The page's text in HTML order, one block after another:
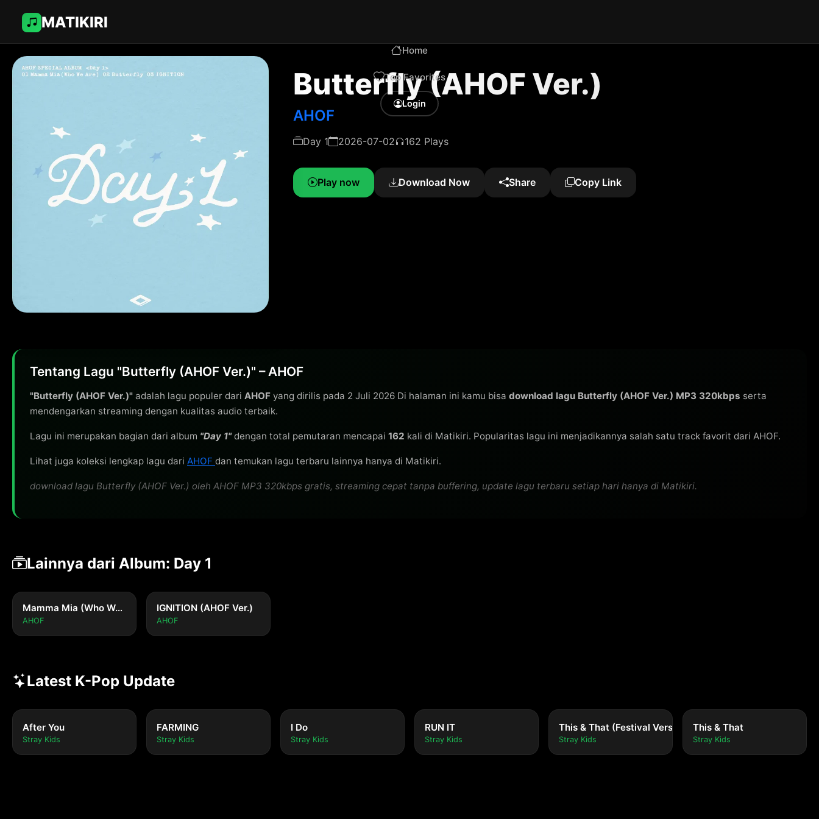
MATIKIRI
Home
Top Favorites
Login
Butterfly (AHOF Ver.)
AHOF
Day 1 2026-07-02 162 Plays
Play now Download Now Share Copy Link
Tentang Lagu "Butterfly (AHOF Ver.)" – AHOF
"Butterfly (AHOF Ver.)" adalah lagu populer dari AHOF yang dirilis pada 2 Juli 2026 Di halaman ini kamu bisa download lagu Butterfly (AHOF Ver.) MP3 320kbps serta
mendengarkan streaming dengan kualitas audio terbaik.
Lagu ini merupakan bagian dari album "Day 1"dengan total pemutaran mencapai 162 kali di Matikiri. Popularitas lagu ini menjadikannya salah satu track favorit dari AHOF.
Lihat juga koleksi lengkap lagu dari AHOF dan temukan lagu terbaru lainnya hanya di Matikiri.
download lagu Butterfly (AHOF Ver.) oleh AHOF MP3 320kbps gratis, streaming cepat tanpa buffering, update lagu terbaru setiap hari hanya di Matikiri.
Lainnya dari Album: Day 1
Mamma Mia (Who We Are) (AHOF Ver.)
AHOF
IGNITION (AHOF Ver.)
AHOF
Latest K-Pop Update
After You
Stray Kids
FARMING
Stray Kids
I Do
Stray Kids
RUN IT
Stray Kids
This & That (Festival Version)
Stray Kids
This & That
Stray Kids